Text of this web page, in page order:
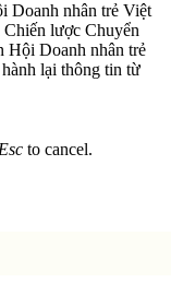
Doanh nhân trẻ Việt
lược Chuyển
Hội Doanh nhân trẻ
lại thông tin từ
Esc to cancel.